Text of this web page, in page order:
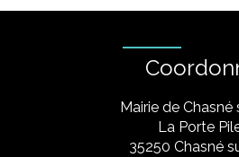
Mairie de Chasné
La Porte
35250 Chasné